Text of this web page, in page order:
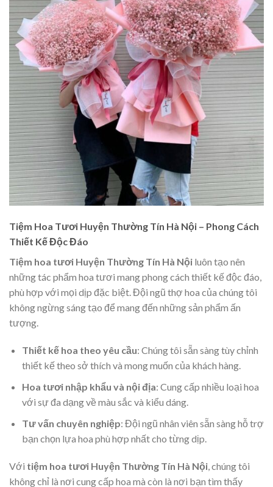
Tiệm Hoa Tươi Huyện Thường Tín Hà Nội – Phong Cách
Thiết Kế Độc Đáo
Tiệm hoa tươi Huyện Thường Tín Hà Nội luôn tạo nên
những tác phẩm hoa tươi mang phong cách thiết kế độc đáo,
phù hợp với mọi dịp đặc biệt. Đội ngũ thợ hoa của chúng tôi
không ngừng sáng tạo để mang đến những sản phẩm ấn
tượng.
Thiết kế hoa theo yêu cầu: Chúng tôi sẵn sàng tùy chỉnh
thiết kế theo sở thích và mong muốn của khách hàng.
Hoa tươi nhập khẩu và nội địa: Cung cấp nhiều loại hoa
với sự đa dạng về màu sắc và kiểu dáng.
Tư vấn chuyên nghiệp: Đội ngũ nhân viên sẵn sàng hỗ trợ
bạn chọn lựa hoa phù hợp nhất cho từng dịp.
Với tiệm hoa tươi Huyện Thường Tín Hà Nội, chúng tôi
không chỉ là nơi cung cấp hoa mà còn là nơi bạn tìm thấy